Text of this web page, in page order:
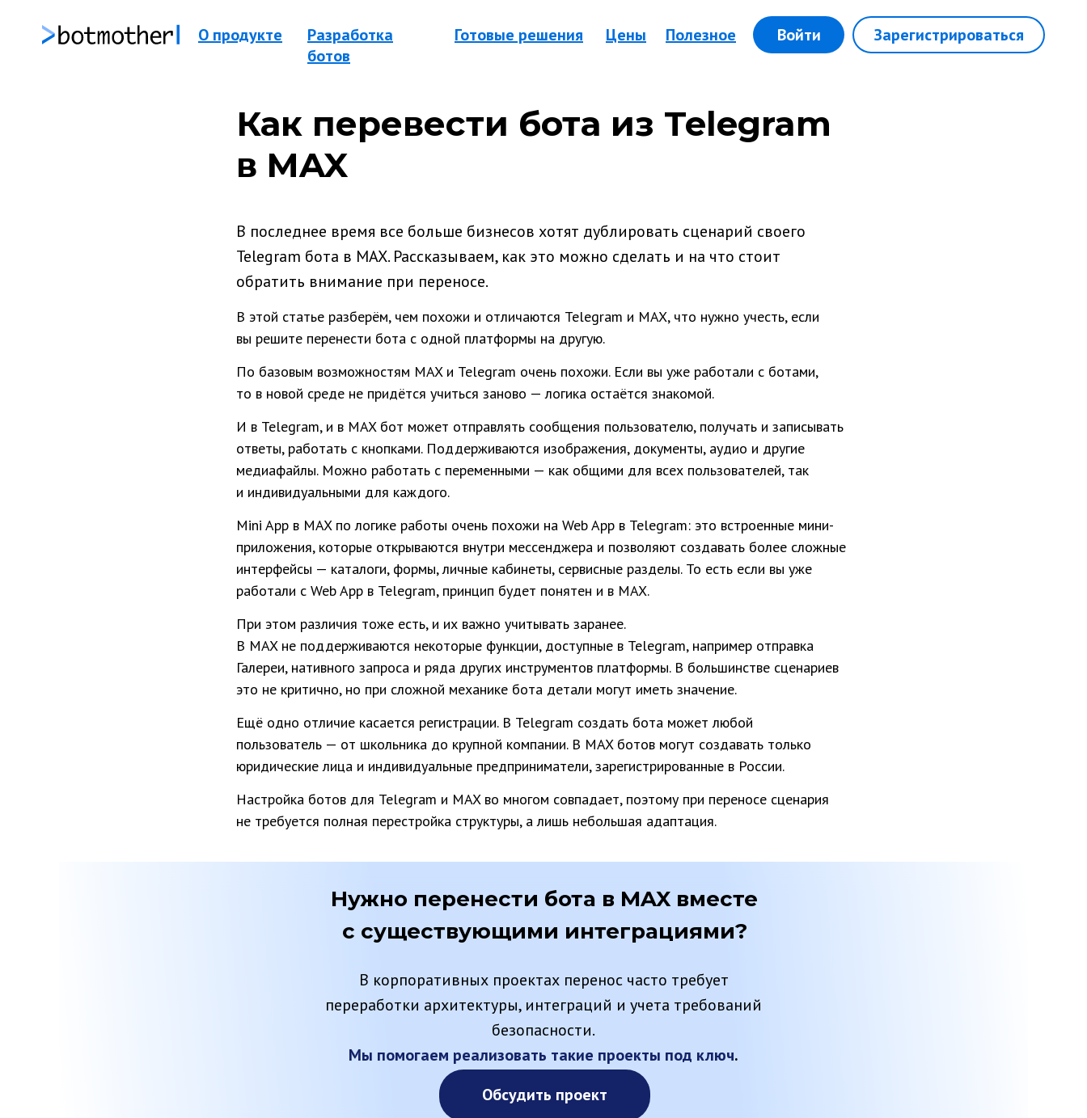
Полезное
Цены
Разработка
ботов
О продукте Готовые решения Зарегистрироваться
Войти
Как перевести бота из Telegram
в MAX
В последнее время все больше бизнесов хотят дублировать сценарий своего
Telegram бота в MAX. Рассказываем, как это можно сделать и на что стоит
обратить внимание при переносе.
В этой статье разберём, чем похожи и отличаются Telegram и MAX, что нужно учесть, если
вы решите перенести бота с одной платформы на другую.
По базовым возможностям MAX и Telegram очень похожи. Если вы уже работали с ботами,
то в новой среде не придётся учиться заново — логика остаётся знакомой.
И в Telegram, и в MAX бот может отправлять сообщения пользователю, получать и записывать
ответы, работать с кнопками. Поддерживаются изображения, документы, аудио и другие
медиафайлы. Можно работать с переменными — как общими для всех пользователей, так
и индивидуальными для каждого.
Mini App в MAX по логике работы очень похожи на Web App в Telegram: это встроенные мини-
приложения, которые открываются внутри мессенджера и позволяют создавать более сложные
интерфейсы — каталоги, формы, личные кабинеты, сервисные разделы. То есть если вы уже
работали с Web App в Telegram, принцип будет понятен и в MAX.
При этом различия тоже есть, и их важно учитывать заранее.
В MAX не поддерживаются некоторые функции, доступные в Telegram, например отправка
Галереи, нативного запроса и ряда других инструментов платформы. В большинстве сценариев
это не критично, но при сложной механике бота детали могут иметь значение.
Ещё одно отличие касается регистрации. В Telegram создать бота может любой
пользователь — от школьника до крупной компании. В MAX ботов могут создавать только
юридические лица и индивидуальные предприниматели, зарегистрированные в России.
Настройка ботов для Telegram и MAX во многом совпадает, поэтому при переносе сценария
не требуется полная перестройка структуры, а лишь небольшая адаптация.
Нужно перенести бота в MAX вместе
с существующими интеграциями?
В корпоративных проектах перенос часто требует
переработки архитектуры, интеграций и учета требований
безопасности.
Мы помогаем реализовать такие проекты под ключ.
Обсудить проект